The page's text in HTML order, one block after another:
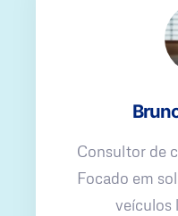
Consultor de
Focado em
veículos